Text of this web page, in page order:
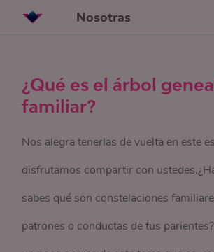
Nosotras
¿Qué es el árbol
familiar?
Nos alegra tenerlas de vuelta en este
disfrutamos compartir con
sabes qué son constelaciones
patrones o conductas de tus